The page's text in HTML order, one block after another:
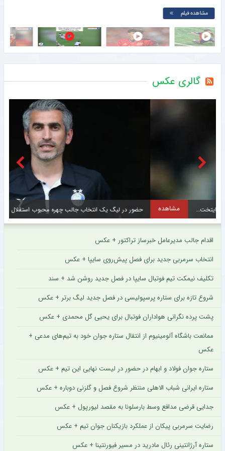
گالری عکس
حضور در لیگ یک انتخاب جالب چهره محبوب استقلال + عکس مشاهده
اقدام جالب مدیرعامل خبرساز تراکتور + عکس
انتخاب سرمربی جدید برای فصل پیش‌روی سایپا + عکس
تکلیف نیمکت تیم فوتبال سایپا در فصل جدید روشن شد + سند
شروع تازه برای ستاره پرسپولیسی در فصل جدید لیگ برتر + عکس
پشت پرده نگرانی هواداران فوتبال برای یحیی گل محمدی + عکس
ممانعت باشگاه آلومینیوم از انتقال ستاره جوان خود به تیم‌های مدعی +
عکس
ستاره جوان فولاد و ابهام در حضور در لیست نهایی این تیم + عکس
ستاره ایرانی شباب الاهلی منتظر شروع فصل و گلزنی دوباره + عکس
جدایی قرضی مدافع وسط بارسلونا به مقصد لیورپول + عکس
رضایت سرمربی پیکان از عملکرد بازیکنان جوان تیم + عکس
ستاره آرژانتینی رئال مادرید در مسیر فیورنتینا + عکس